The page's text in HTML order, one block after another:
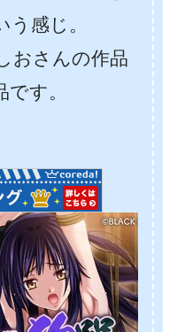
感じ。
おさんの作品
す。